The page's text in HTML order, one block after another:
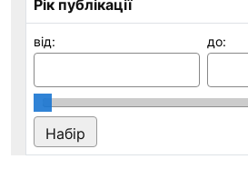
Рік публікації
від: до: